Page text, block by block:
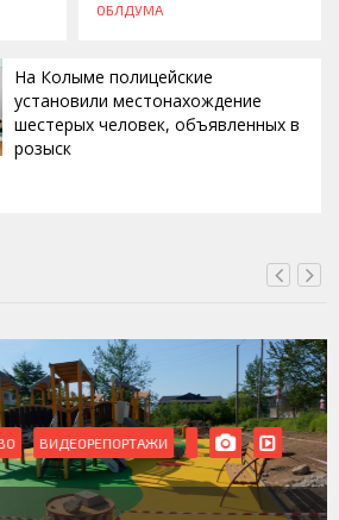
ОБЛДУМА
На Колыме полицейские
установили местонахождение
шестерых человек, объявленных в
розыск
ВИДЕОРЕПОРТАЖИ